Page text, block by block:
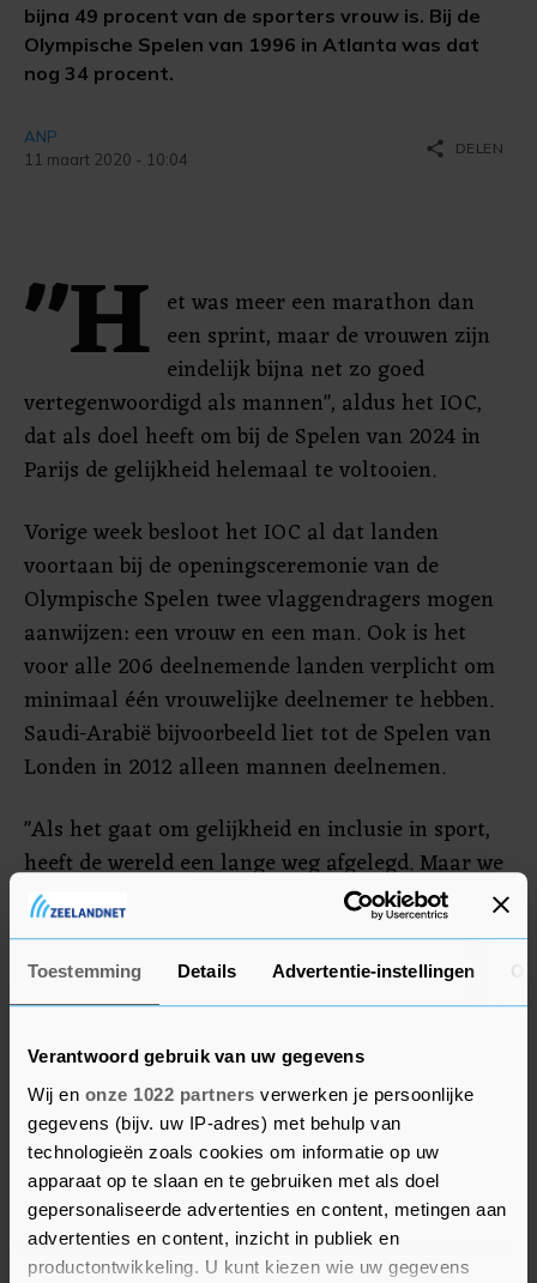
Toestemming Details Advertentie-instellingen
Verantwoord gebruik van uw gegevens
Wij en onze 1022 partners verwerken je persoonlijke
gegevens (bijv. uw IP-adres) met behulp van
technologieën zoals cookies om informatie op uw
apparaat op te slaan en te gebruiken met als doel
gepersonaliseerde advertenties en content, metingen aan
advertenties en content, inzicht in publiek en
productontwikkeling. U kunt kiezen wie uw gegevens
bijna 49 procent van de sporters vrouw is. Bij de
Olympische Spelen van 1996 in Atlanta was dat
nog 34 procent.
ANP
11 maart 2020 - 10:04
share DELEN
"H et was meer een marathon dan
een sprint, maar de vrouwen zijn
eindelijk bijna net zo goed
vertegenwoordigd als mannen", aldus het IOC,
dat als doel heeft om bij de Spelen van 2024 in
Parijs de gelijkheid helemaal te voltooien.
Vorige week besloot het IOC al dat landen
voortaan bij de openingsceremonie van de
Olympische Spelen twee vlaggendragers mogen
aanwijzen: een vrouw en een man. Ook is het
voor alle 206 deelnemende landen verplicht om
minimaal één vrouwelijke deelnemer te hebben.
Saudi-Arabië bijvoorbeeld liet tot de Spelen van
Londen in 2012 alleen mannen deelnemen.
"Als het gaat om gelijkheid en inclusie in sport,
heeft de wereld een lange weg afgelegd. Maar we
hebben nog een lange weg te gaan", reageert
Women's Sports Foundation op het bericht van
het IOC. "De cijfers van het IOC zijn bemoedigend;
het duidt op een grote vooruitgang in de richting
op de Olympische Spelen."